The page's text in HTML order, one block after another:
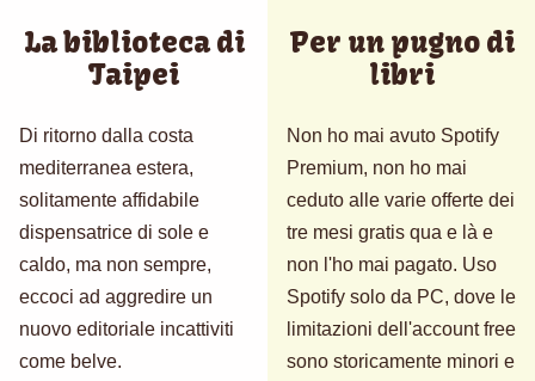
La biblioteca di
Taipei
Di ritorno dalla costa
mediterranea estera,
solitamente affidabile
dispensatrice di sole e
caldo, ma non sempre,
eccoci ad aggredire un
nuovo editoriale incattiviti
come belve.
Per un pugno di
libri
Non ho mai avuto Spotify
Premium, non ho mai
ceduto alle varie offerte dei
tre mesi gratis qua e là e
non l'ho mai pagato. Uso
Spotify solo da PC, dove le
limitazioni dell'account free
sono storicamente minori e